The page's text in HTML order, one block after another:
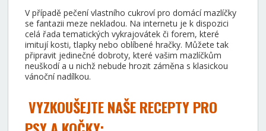
V případě pečení vlastního cukroví pro domácí mazlíčky
se fantazii meze nekladou. Na internetu je k dispozici
celá řada tematických vykrajovátek či forem, které
imitují kosti, tlapky nebo oblíbené hračky. Můžete tak
připravit jedinečné dobroty, které vašim mazlíčkům
neuškodí a u nichž nebude hrozit záměna s klasickou
vánoční nadílkou.
VYZKOUŠEJTE NAŠE RECEPTY PRO